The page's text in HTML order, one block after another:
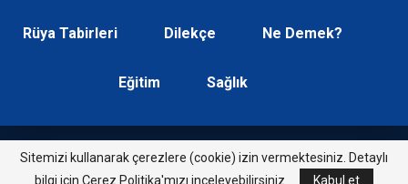
Rüya Tabirleri Dilekçe Ne Demek?
Eğitim Sağlık
© 2026 - Soru List. Tüm Haklarımız Saklıdır.
Sitemizi kullanarak çerezlere (cookie) izin vermektesiniz. Detaylı
bilgi için Çerez Politika'mızı inceleyebilirsiniz.
Kabul et